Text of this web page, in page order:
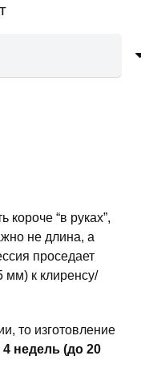
“в руках”,
не длина, а
проседает
мм) к клиренсу/
то изготовление
4 недель (до 20